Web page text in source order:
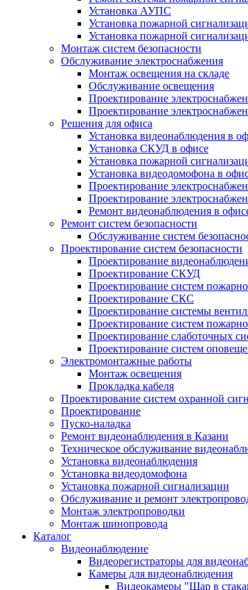
Установка АУПС
Установка пожарной
Установка пожарной
Монтаж систем безопасности
Обслуживание электроснабжения
Монтаж освещения на складе
Обслуживание освещения
Проектирование
Проектирование
Решения для офиса
Установка видеонаблюдения в
Установка СКУД в офисе
Установка пожарной
Установка видеодомофона в
Проектирование
Проектирование
Ремонт видеонаблюдения в
Ремонт систем безопасности
Обслуживание систем
Проектирование систем безопасности
Проектирование
Проектирование СКУД
Проектирование систем
Проектирование СКС
Проектирование системы
Проектирование систем
Проектирование слаботочных
Проектирование систем
Электромонтажные работы
Монтаж освещения
Прокладка кабеля
Проектирование систем охранной
Проектирование
Пуско-наладка
Ремонт видеонаблюдения в Казани
Техническое обслуживание
Установка видеонаблюдения
Установка видеодомофона
Установка пожарной сигнализации
Обслуживание и ремонт
Монтаж электропроводки
Монтаж шинопровода
Каталог
Видеонаблюдение
Видеорегистраторы для
Камеры для видеонаблюдения
Видеокамеры "Шар в